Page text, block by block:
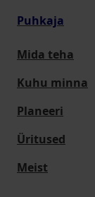
Puhkaja
Mida teha
Kuhu minna
Planeeri
Üritused
Meist